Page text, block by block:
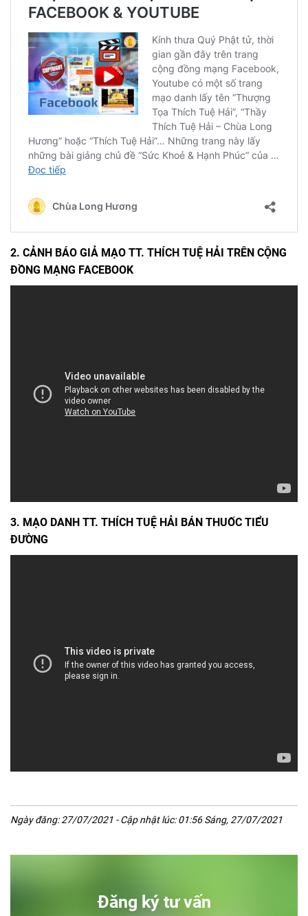
2. CẢNH BÁO GIẢ MẠO TT. THÍCH TUỆ HẢI TRÊN CỘNG
ĐỒNG MẠNG FACEBOOK
3. MẠO DANH TT. THÍCH TUỆ HẢI BÁN THUỐC TIỂU
ĐƯỜNG
Ngày đăng: 27/07/2021 - Cập nhật lúc: 01:56 Sáng, 27/07/2021
Đăng ký tư vấn